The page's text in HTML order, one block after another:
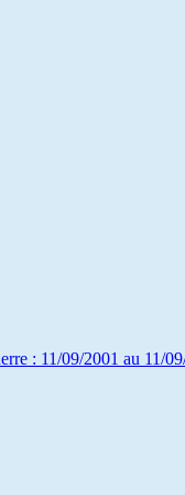
: 11/09/2001 au 11/